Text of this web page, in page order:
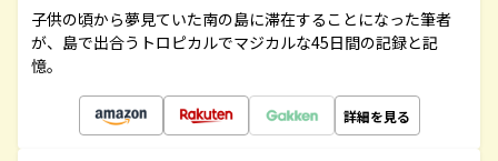
子供の頃から夢見ていた南の島に滞在することになった筆者
が、島で出合うトロピカルでマジカルな45日間の記録と記
憶。
詳細を見る